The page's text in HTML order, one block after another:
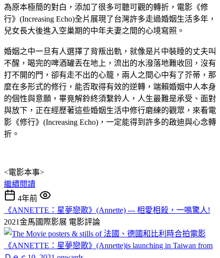
為原本極簡的對白，添加了很多可聽可觀的轉折，電影《修
行》(Increasing Echo)全片展現了台灣許多走過婚姻生活多年，
兒女長大後進入空巢期的中年夫妻之間的心境寫照。
婚姻之中一旦有人選擇了背叛出軌，就像是片中裝睡的丈夫叫
不醒，喝完的啤酒罐丟在地上，流出的水潑落地難收回，沒有
打不開的門，卻有走不出的心籠，兩人之間心中有了芥蒂，那
麼在多形式的修行，能否取得有效的逆轉，端賴婚姻中人本身
的個性與意願，畢竟解鈴終須繫鈴人，人生最難是承受、面對
與放下，正在經歷著這些婚姻生活中修行磨練的觀眾，來看電
影《修行》(Increasing Echo)，一定能得到許多的啟迪與心念轉
折。
<電影本事>
繼續閱讀
4年前
《ANNETTE：星夢戀歌》(Annette) --- 相愛相殺，一鳴驚人!
2021金馬國際影展 電影評論